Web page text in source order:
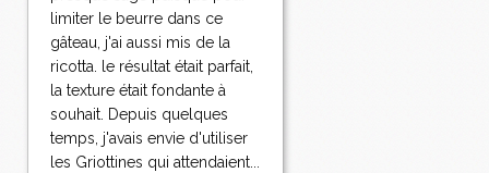
limiter le beurre dans ce
gâteau, j'ai aussi mis de la
ricotta. le résultat était parfait,
la texture était fondante à
souhait. Depuis quelques
temps, j'avais envie d'utiliser
les Griottines qui attendaient...